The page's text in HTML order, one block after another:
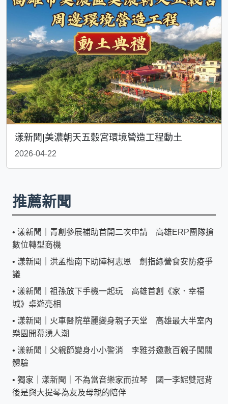
漾新聞|美濃朝天五穀宮環境營造工程動土
2026-04-22
推薦新聞
• 漾新聞｜青創參展補助首開二次申請 高雄ERP團隊搶
數位轉型商機
• 漾新聞｜洪孟楷南下助陣柯志恩 劍指綠營食安防疫爭
議
• 漾新聞｜祖孫放下手機一起玩 高雄首創《家．幸福
城》桌遊亮相
• 漾新聞｜火車醫院華麗變身親子天堂 高雄最大半室內
樂園開幕湧人潮
• 漾新聞｜父親節變身小小警消 李雅芬邀數百親子闖關
體驗
• 獨家｜漾新聞｜不為當音樂家而拉琴 國一李妮雙冠背
後是與大提琴為友及母親的陪伴